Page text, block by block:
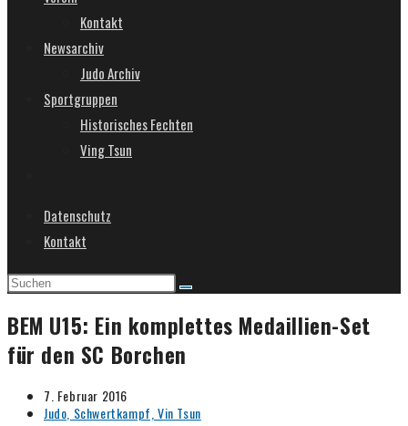
Kontakt
Newsarchiv
Judo Archiv
Sportgruppen
Historisches Fechten
Ving Tsun
umschalten
Datenschutz
Kontakt
BEM U15: Ein komplettes Medaillien-Set
für den SC Borchen
Beitrag
veröffentlicht:
7. Februar 2016
Beitrags-
Judo, Schwertkampf, Vin Tsun